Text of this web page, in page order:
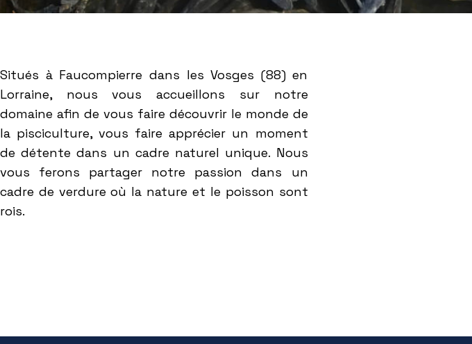
Situés à Faucompierre dans les Vosges (88) en
Lorraine, nous vous accueillons sur notre
domaine afin de vous faire découvrir le monde de
la pisciculture, vous faire apprécier un moment
de détente dans un cadre naturel unique. Nous
vous ferons partager notre passion dans un
cadre de verdure où la nature et le poisson sont
rois.